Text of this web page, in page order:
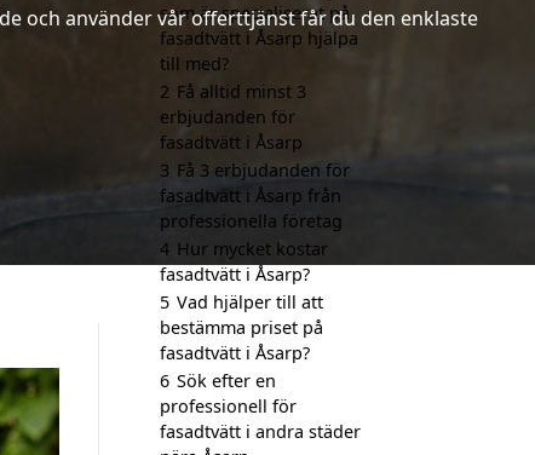
och använder vår offerttjänst får du den enklaste
som är specialiserat på
fasadtvätt i Åsarp hjälpa
till med?
2 Få alltid minst 3
erbjudanden för
fasadtvätt i Åsarp
3 Få 3 erbjudanden för
fasadtvätt i Åsarp från
professionella företag
4 Hur mycket kostar
fasadtvätt i Åsarp?
5 Vad hjälper till att
bestämma priset på
fasadtvätt i Åsarp?
6 Sök efter en
professionell för
fasadtvätt i andra städer